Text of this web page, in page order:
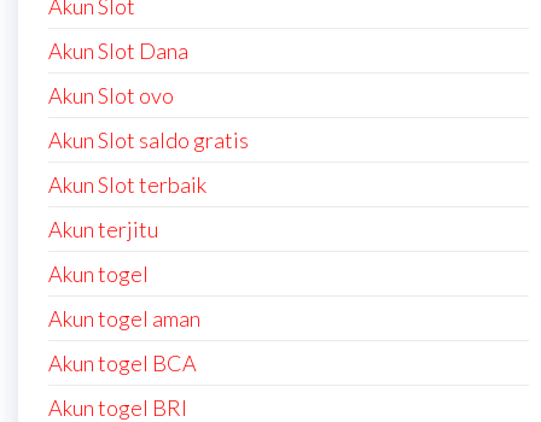
Akun Slot
Akun Slot Dana
Akun Slot ovo
Akun Slot saldo gratis
Akun Slot terbaik
Akun terjitu
Akun togel
Akun togel aman
Akun togel BCA
Akun togel BRI